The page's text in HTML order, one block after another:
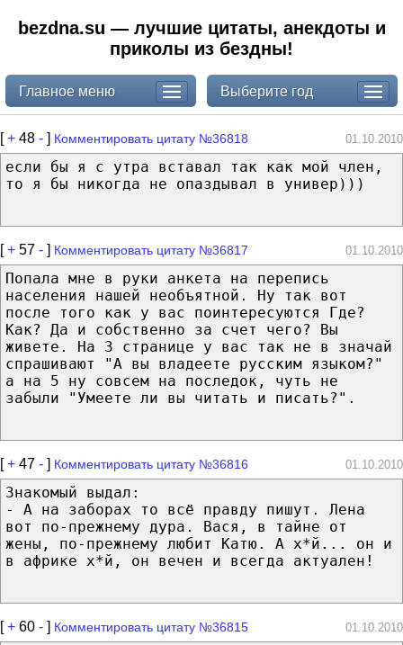
bezdna.su — лучшие цитаты, анекдоты и
приколы из бездны!
Главное меню Выберите год
[+ 48 - ] Комментировать цитату №36818 01.10.2010
если бы я с утра вставал так как мой член,
то я бы никогда не опаздывал в универ)))
[+ 57 - ] Комментировать цитату №36817 01.10.2010
Попала мне в руки анкета на перепись
населения нашей необъятной. Ну так вот
после того как у вас поинтересуются Где?
Как? Да и собственно за счет чего? Вы
живете. На 3 странице у вас так не в значай
спрашивают "А вы владеете русским языком?"
а на 5 ну совсем на последок, чуть не
забыли "Умеете ли вы читать и писать?".
[+ 47 - ] Комментировать цитату №36816 01.10.2010
Знакомый выдал:
- А на заборах то всё правду пишут. Лена
вот по-прежнему дура. Вася, в тайне от
жены, по-прежнему любит Катю. А х*й... он и
в африке х*й, он вечен и всегда актуален!
[+ 60 - ] Комментировать цитату №36815 01.10.2010